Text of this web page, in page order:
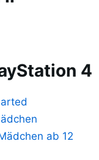
4
ab 12